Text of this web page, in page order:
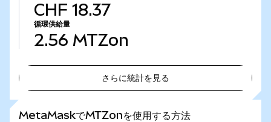
CHF 18.37
循環供給量
2.56 MTZon
さらに統計を見る
MetaMaskでMTZonを使用する方法